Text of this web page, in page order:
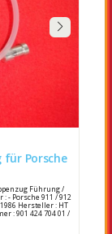
Führung /
- Porsche 911 / 912
Hersteller : HT
: 901 424 704 01 /